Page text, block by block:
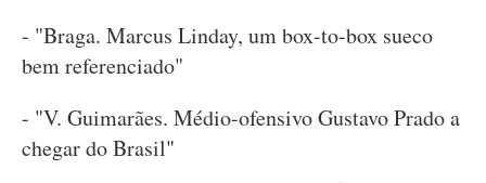
- "Braga. Marcus Linday, um box-to-box sueco
bem referenciado"
- "V. Guimarães. Médio-ofensivo Gustavo Prado a
chegar do Brasil"